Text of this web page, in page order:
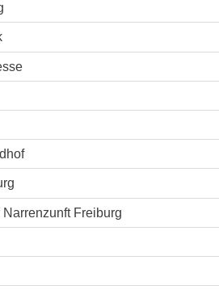
Freiburg